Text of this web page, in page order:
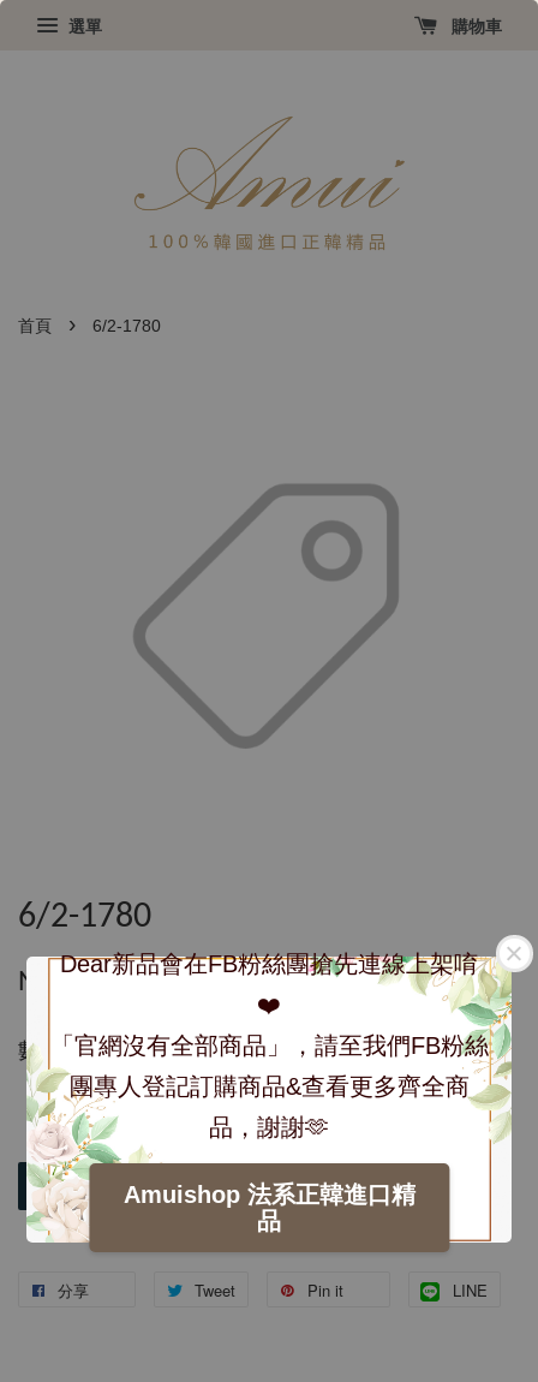
Dear新品會在FB粉絲團搶先連線上架唷
❤️
「官網沒有全部商品」，請至我們FB粉絲
團專人登記訂購商品&查看更多齊全商
品，謝謝🫶
Amuishop 法系正韓進口精
品
選單 購物車
首頁 › 6/2-1780
6/2-1780
NT$ 1,780
數量
加入購物車
分享 Tweet Pin it LINE